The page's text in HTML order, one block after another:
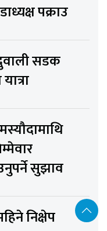
पक्राउ
सडक
सुझाव
निक्षेप